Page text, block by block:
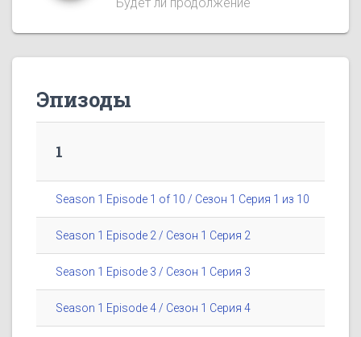
Будет ли продолжение
Эпизоды
1
Season 1 Episode 1 of 10 / Сезон 1 Серия 1 из 10
Season 1 Episode 2 / Сезон 1 Серия 2
Season 1 Episode 3 / Сезон 1 Серия 3
Season 1 Episode 4 / Сезон 1 Серия 4